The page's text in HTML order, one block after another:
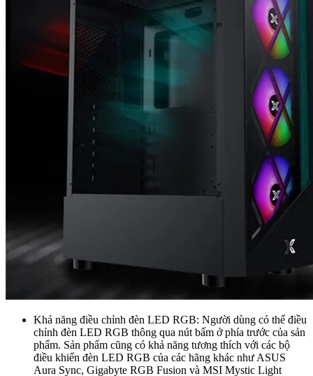
Khả năng điều chỉnh đèn LED RGB: Người dùng có thể điều
chỉnh đèn LED RGB thông qua nút bấm ở phía trước của sản
phẩm. Sản phẩm cũng có khả năng tương thích với các bộ
điều khiển đèn LED RGB của các hãng khác như ASUS
Aura Sync, Gigabyte RGB Fusion và MSI Mystic Light